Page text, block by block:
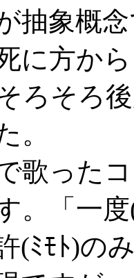
抽象概
に方か
ろそろ
。
歌った
。「一
(ﾐﾓﾄ)の